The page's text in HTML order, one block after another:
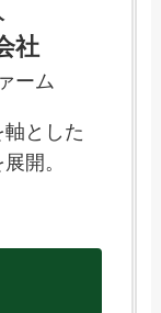
社
ーム
とした
開。